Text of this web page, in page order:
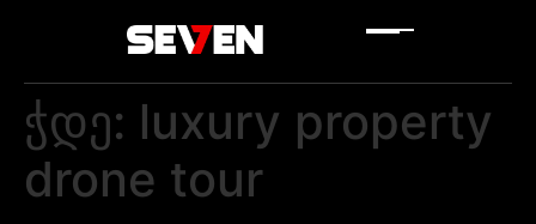
ჭდე: luxury property
drone tour